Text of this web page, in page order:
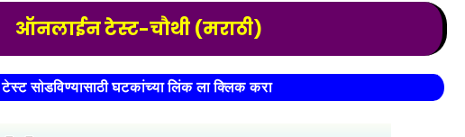
ऑनलाईन टेस्ट-चौथी (मराठी)
टेस्ट सोडविण्यासाठी घटकांच्या लिंक ला क्लिक करा